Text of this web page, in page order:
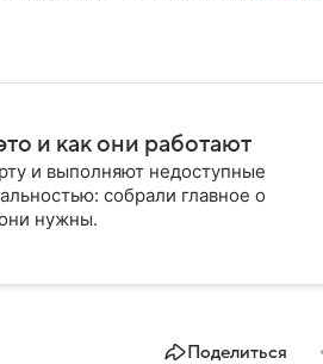
и как они работают
и выполняют недоступные
собрали главное о
нужны.
Поделиться